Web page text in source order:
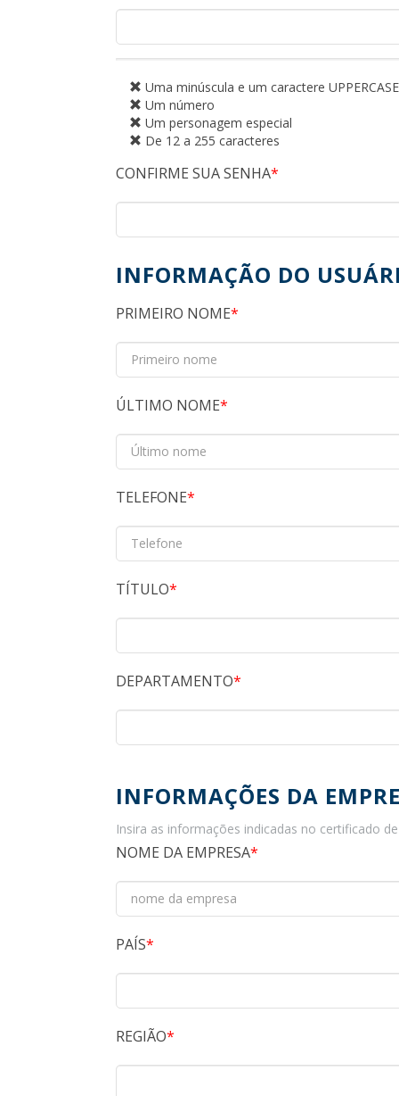
Uma minúscula e um caractere UPPERCASE
Um número
Um personagem especial
De 12 a 255 caracteres
CONFIRME SUA SENHA
INFORMAÇÃO DO
PRIMEIRO NOME
ÚLTIMO NOME
TELEFONE
TÍTULO
DEPARTAMENTO
INFORMAÇÕES DA
Insira as informações indicadas no certificado
NOME DA EMPRESA
PAÍS
REGIÃO